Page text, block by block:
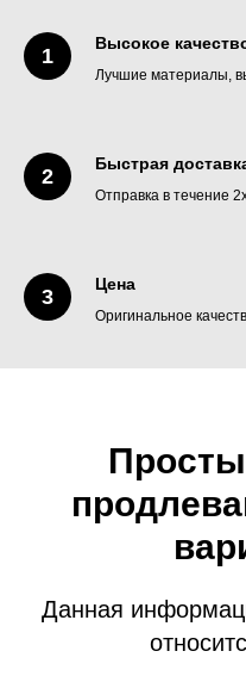
Высокое
Лучшие материалы,
Быстрая
Отправка в течение
Цена
Оригинальное
Данная